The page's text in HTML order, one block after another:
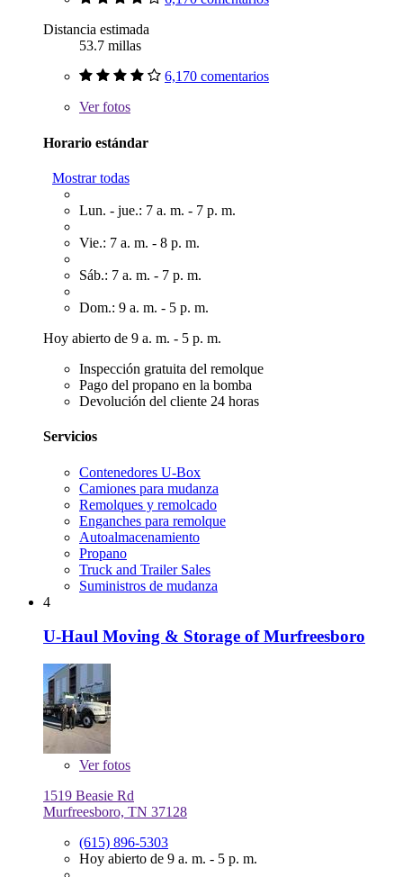
Distancia estimada
53.7 millas
6,170 comentarios
Verfotos
Horario estándar
Mostrar todas
Lun. - jue.: 7 a. m. - 7 p. m.
Vie.: 7 a. m. - 8 p. m.
Sáb.: 7 a. m. - 7 p. m.
Dom.: 9 a. m. - 5 p. m.
Hoy abierto de 9 a. m. - 5 p. m.
Inspección gratuita del remolque
Pago del propano en la bomba
Devolución del cliente 24 horas
Servicios
Contenedores U-Box
Camiones para mudanza
Remolques y remolcado
Enganches para remolque
Autoalmacenamiento
Propano
Truck and Trailer Sales
Suministros de mudanza
4
U-Haul Moving & Storage of Murfreesboro
Verfotos
1519 Beasie Rd
Murfreesboro, TN 37128
(615) 896-5303
Hoy abierto de 9 a. m. - 5 p. m.